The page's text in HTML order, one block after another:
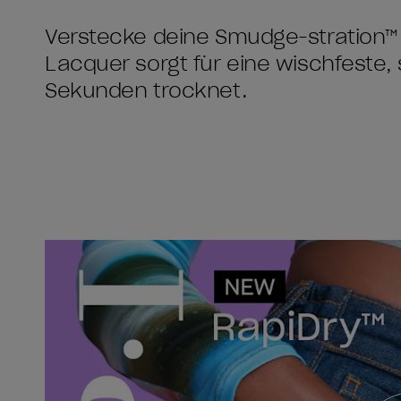
Verstecke deine Smudge-
Lacquer sorgt für eine wischfeste,
Sekunden trocknet.